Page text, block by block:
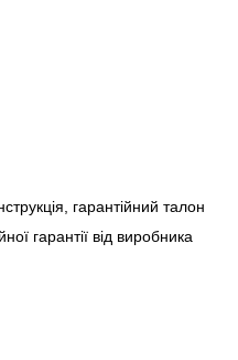
гарантійний талон
гарантії від виробника